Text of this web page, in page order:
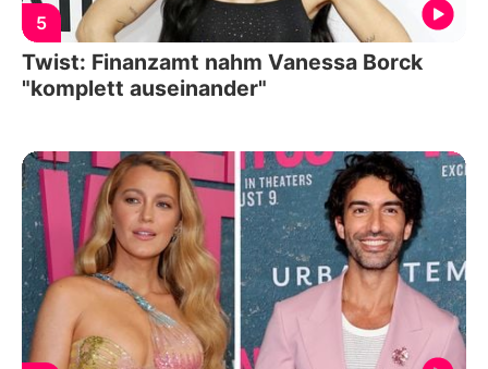
5
Twist: Finanzamt nahm Vanessa Borck
"komplett auseinander"